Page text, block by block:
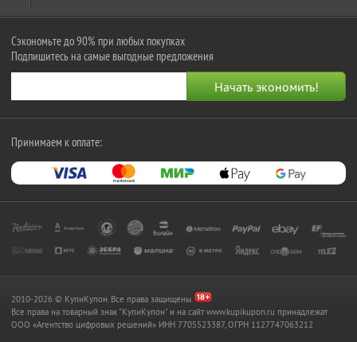
Сэкономьте до 90% при любых покупках
Подпишитесь на самые выгодные предложения
Принимаем к оплате:
2010-2026 © КупиКупон. Все права защищены.
Все права на товарный знак "КупиКупон" и на сайт www.kupikupon.ru принадлежат
OOO «Агентство цифровых решений» ИНН 7705523387, ОГРН 1127747063212